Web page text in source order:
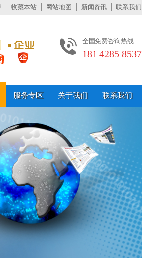
收藏本站 网站地图 新闻资讯 联系我们
全国免费咨询热线
181 4285 8537
服务专区 关于我们 联系我们